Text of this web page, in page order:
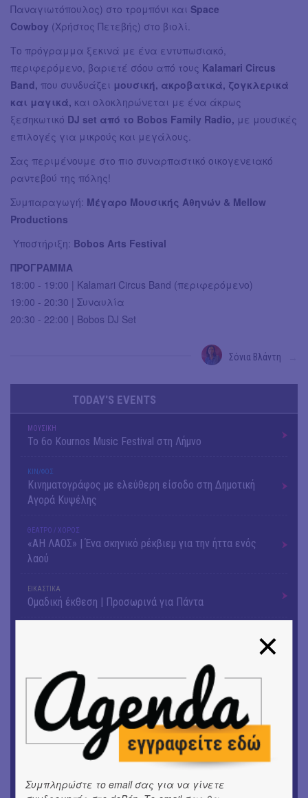
Παναγιωτόπουλος) στο τρομπόνι και Space
Cowboy (Χρήστος Πετεβής) στο βιολί.
Το πρόγραμμα ξεκινά με ένα εντυπωσιακό,
περιφερόμενο, βαριετέ σόου από τους Kalamari Circus
Band, που συνδυάζει μουσική, ακροβατικά, ζογκλερικά
και μαγικά, και ολοκληρώνεται με ένα άκρως
ξεσηκωτικό DJ set από το Bobos Family Radio, με μουσικές
επιλογές για μικρούς και μεγάλους.
Σας περιμένουμε στο πιο συναρπαστικό οικογενειακό
ραντεβού της πόλης!
Συμπαραγωγή: Μέγαρο Μουσικής Αθηνών & Mellow
Productions
Υποστήριξη: Bobos Arts Festival
ΠΡΟΓΡΑΜΜΑ
18:00 - 19:00 | Kalamari Circus Band (περιφερόμενο)
19:00 - 20:30 | Συναυλία
20:30 - 22:00 | Bobos DJ Set
Σόνια Βλάντη
TODAY'S EVENTS
ΜΟΥΣΙΚΗ
Το 6ο Kournos Music Festival στη Λήμνο
ΚΙΝ/ΦΟΣ
Κινηματογράφος με ελεύθερη είσοδο στη Δημοτική
Αγορά Κυψέλης
ΘΕΑΤΡΟ / ΧΟΡΟΣ
«ΑΗ ΛΑΟΣ» | Ένα σκηνικό ρέκβιεμ για την ήττα ενός
λαού
ΕΙΚΑΣΤΙΚΑ
Ομαδική έκθεση | Προσωρινά για Πάντα
ΕΙΚΑΣΤΙΚΑ
Θανάσης Λάλας-Κώστας Τσόκλης - Συνομιλώντας με
εικόνες και λέξεις
ΚΙΝ/ΦΟΣ
Οι γαλλικές ταινίες του 16ου Athens Open Air Film
ΘΕΑΤΡΟ / ΧΟΡΟΣ
Συμπληρώστε το email σας για να γίνετε